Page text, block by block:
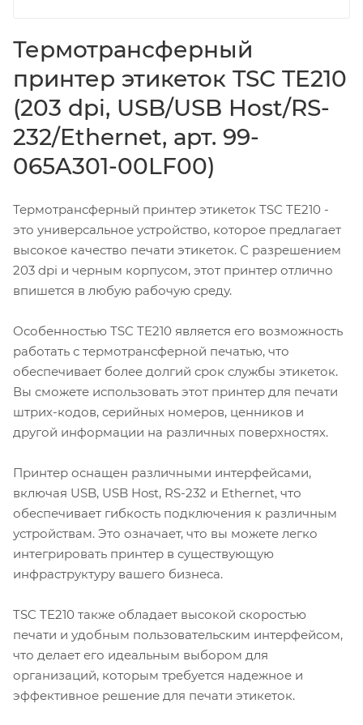
Термотрансферный
принтер этикеток TSC TE210
(203 dpi, USB/USB Host/RS-
232/Ethernet, арт. 99-
065A301-00LF00)
Термотрансферный принтер этикеток TSC TE210 -
это универсальное устройство, которое предлагает
высокое качество печати этикеток. С разрешением
203 dpi и черным корпусом, этот принтер отлично
впишется в любую рабочую среду.
Особенностью ТSC TE210 является его возможность
работать с термотрансферной печатью, что
обеспечивает более долгий срок службы этикеток.
Вы сможете использовать этот принтер для печати
штрих-кодов, серийных номеров, ценников и
другой информации на различных поверхностях.
Принтер оснащен различными интерфейсами,
включая USB, USB Host, RS-232 и Ethernet, что
обеспечивает гибкость подключения к различным
устройствам. Это означает, что вы можете легко
интегрировать принтер в существующую
инфраструктуру вашего бизнеса.
TSC TE210 также обладает высокой скоростью
печати и удобным пользовательским интерфейсом,
что делает его идеальным выбором для
организаций, которым требуется надежное и
эффективное решение для печати этикеток.